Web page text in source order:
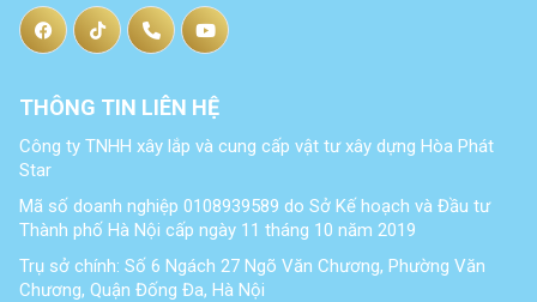
THÔNG TIN LIÊN HỆ
Công ty TNHH xây lắp và cung cấp vật tư xây dựng Hòa Phát
Star
Mã số doanh nghiệp 0108939589 do Sở Kế hoạch và Đầu tư
Thành phố Hà Nội cấp ngày 11 tháng 10 năm 2019
Trụ sở chính: Số 6 Ngách 27 Ngõ Văn Chương, Phường Văn
Chương, Quận Đống Đa, Hà Nội